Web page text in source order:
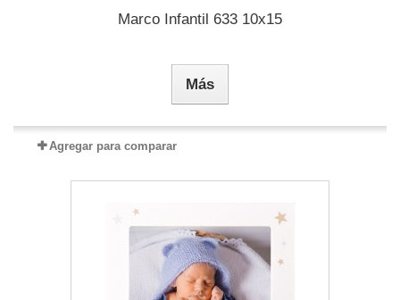
Marco Infantil 633 10x15
Más
Agregar para comparar